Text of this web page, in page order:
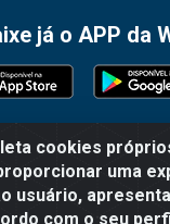
cookies
uma
usuário,
com o seu
já o APP da
R. Cel. Teodoro Gomes
/ MG - CEP
02.692.206/0001-55